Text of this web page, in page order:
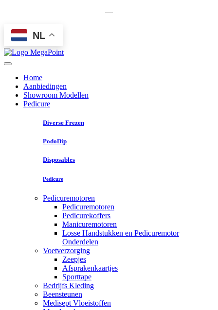
—
NL
Home
Aanbiedingen
Showroom Modellen
Pedicure
Diverse Frezen
PodoDip
Disposables
Pedicure
Pedicuremotoren
Pedicuremotoren
Pedicurekoffers
Manicuremotoren
Losse Handstukken en Pedicuremotor
Onderdelen
Voetverzorging
Zeepjes
Afsprakenkaartjes
Sporttape
Bedrijfs Kleding
Beensteunen
Medisept Vloeistoffen